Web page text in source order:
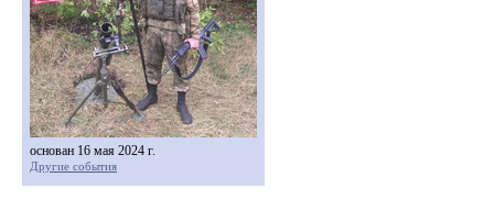
основан 16 мая 2024 г.
Другие события